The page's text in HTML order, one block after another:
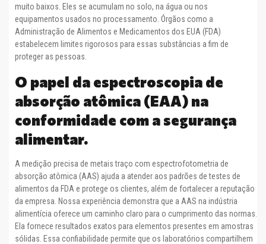
muito baixos. Eles se acumulam no solo, na água ou nos
equipamentos usados ​​no processamento. Órgãos como a
Administração de Alimentos e Medicamentos dos EUA (FDA)
estabelecem limites rigorosos para essas substâncias a fim de
proteger as pessoas.
O papel da espectroscopia de
absorção atômica (EAA) na
conformidade com a segurança
alimentar.
A medição precisa de metais traço com espectrofotometria de
absorção atômica (AAS) ajuda a atender aos padrões de testes de
alimentos da FDA e protege os clientes, além de fortalecer a reputação
da empresa. Nossa experiência demonstra que a AAS na indústria
alimentícia oferece um caminho claro para o cumprimento das normas.
Ela fornece resultados exatos para elementos presentes em amostras
sólidas. Essa confiabilidade permite que os laboratórios compartilhem